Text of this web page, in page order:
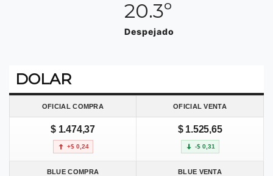
20.3º
Despejado
DOLAR
OFICIAL COMPRA OFICIAL VENTA
$ 1.474,37
+$ 0,24
$ 1.525,65
-$ 0,31
BLUE COMPRA BLUE VENTA